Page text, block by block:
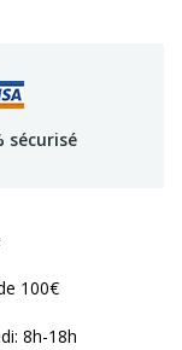
sécurisé
100€
8h-18h